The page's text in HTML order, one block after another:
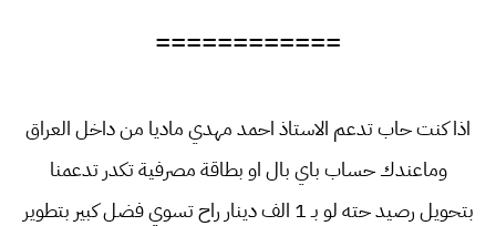
============
اذا كنت حاب تدعم الاستاذ احمد مهدي ماديا من داخل العراق
وماعندك حساب باي بال او بطاقة مصرفية تكدر تدعمنا
بتحويل رصيد حته لو بـ 1 الف دينار راح تسوي فضل كبير بتطوير